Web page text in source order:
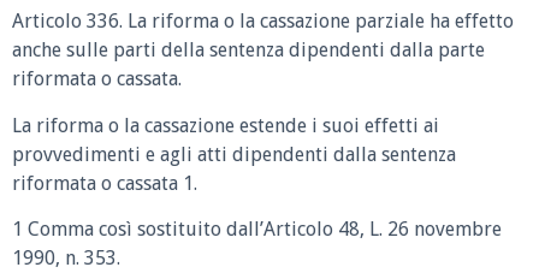
Articolo 336. La riforma o la cassazione parziale ha effetto
anche sulle parti della sentenza dipendenti dalla parte
riformata o cassata.
La riforma o la cassazione estende i suoi effetti ai
provvedimenti e agli atti dipendenti dalla sentenza
riformata o cassata 1.
1 Comma così sostituito dall’Articolo 48, L. 26 novembre
1990, n. 353.